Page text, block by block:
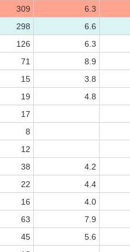
309 6.3
298 6.6
126 6.3
71 8.9
15 3.8
19 4.8
17
8
12
38 4.2
22 4.4
16 4.0
63 7.9
45 5.6